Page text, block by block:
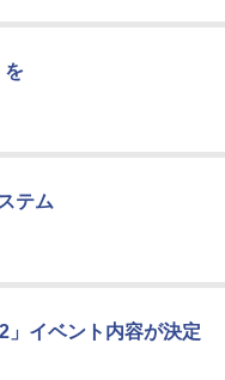
を
テム
」イベント内容が決定